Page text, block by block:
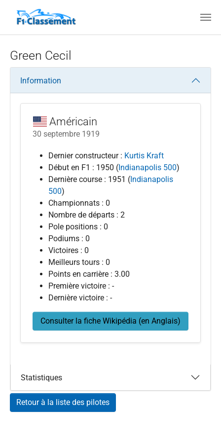
Green Cecil
Information
Américain
30 septembre 1919
Dernier constructeur : Kurtis Kraft
Début en F1 : 1950 (Indianapolis 500)
Dernière course : 1951 (Indianapolis
500)
Championnats : 0
Nombre de départs : 2
Pole positions : 0
Podiums : 0
Victoires : 0
Meilleurs tours : 0
Points en carrière : 3.00
Première victoire : -
Dernière victoire : -
Consulter la fiche Wikipédia (en Anglais)
Statistiques
Retour à la liste des pilotes